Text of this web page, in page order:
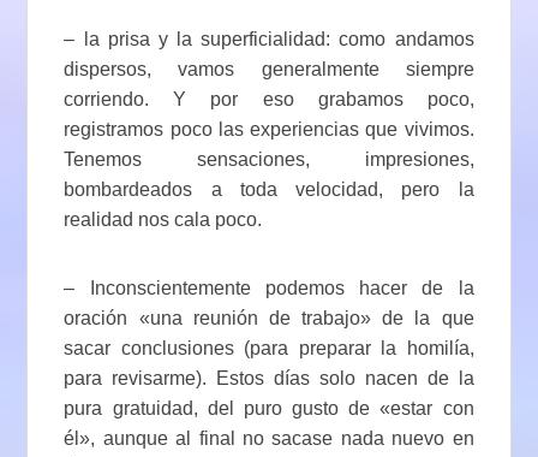
– la prisa y la superficialidad: como andamos
dispersos, vamos generalmente siempre
corriendo. Y por eso grabamos poco,
registramos poco las experiencias que vivimos.
Tenemos sensaciones, impresiones,
bombardeados a toda velocidad, pero la
realidad nos cala poco.
– Inconscientemente podemos hacer de la
oración «una reunión de trabajo» de la que
sacar conclusiones (para preparar la homilía,
para revisarme). Estos días solo nacen de la
pura gratuidad, del puro gusto de «estar con
él», aunque al final no sacase nada nuevo en